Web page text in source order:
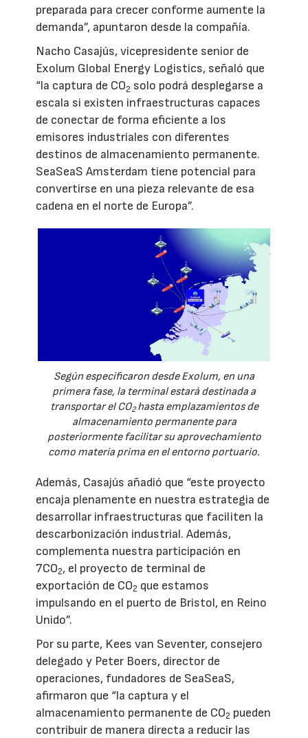
preparada para crecer conforme aumente la
demanda”, apuntaron desde la compañía.
Nacho Casajús, vicepresidente senior de
Exolum Global Energy Logistics, señaló que
“la captura de CO2 solo podrá desplegarse a
escala si existen infraestructuras capaces
de conectar de forma eficiente a los
emisores industriales con diferentes
destinos de almacenamiento permanente.
SeaSeaS Amsterdam tiene potencial para
convertirse en una pieza relevante de esa
cadena en el norte de Europa”.
Según especificaron desde Exolum, en una
primera fase, la terminal estará destinada a
transportar el CO2hasta emplazamientos de
almacenamiento permanente para
posteriormente facilitar su aprovechamiento
como materia prima en el entorno portuario.
Además, Casajús añadió que “este proyecto
encaja plenamente en nuestra estrategia de
desarrollar infraestructuras que faciliten la
descarbonización industrial. Además,
complementa nuestra participación en
7CO2, el proyecto de terminal de
exportación de CO2 que estamos
impulsando en el puerto de Bristol, en Reino
Unido”.
Por su parte, Kees van Seventer, consejero
delegado y Peter Boers, director de
operaciones, fundadores de SeaSeaS,
afirmaron que “la captura y el
almacenamiento permanente de CO2 pueden
contribuir de manera directa a reducir las